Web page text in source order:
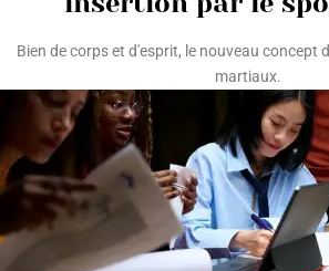
Bien de corps et d'esprit, le nouveau concept
martiaux.